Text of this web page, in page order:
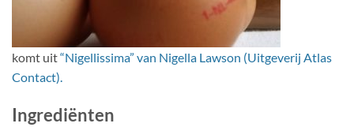
komt uit“Nigellissima” van Nigella Lawson (Uitgeverij Atlas
Contact).
Ingrediënten